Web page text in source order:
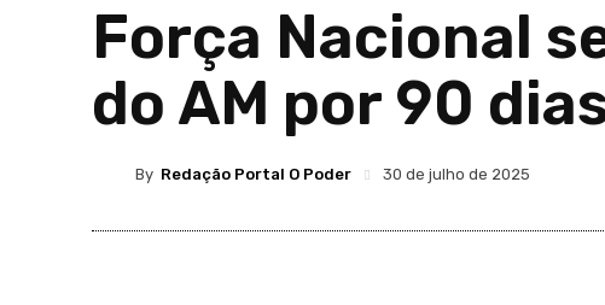
Força Nacional
do AM por 90
By Redação Portal O Poder 30 de julho de 2025